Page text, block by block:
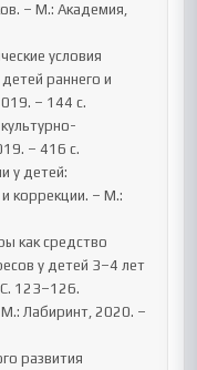
– М.: Академия,
условия
раннего и
– 144 с.
– 416 с.
у детей:
коррекции. – М.:
как средство
у детей 3–4 лет
123–126.
Лабиринт, 2020. –
развития